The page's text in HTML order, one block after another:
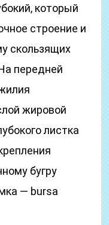
который
строение и
скользящих
передней
жировой
листка
бугру
— bursa